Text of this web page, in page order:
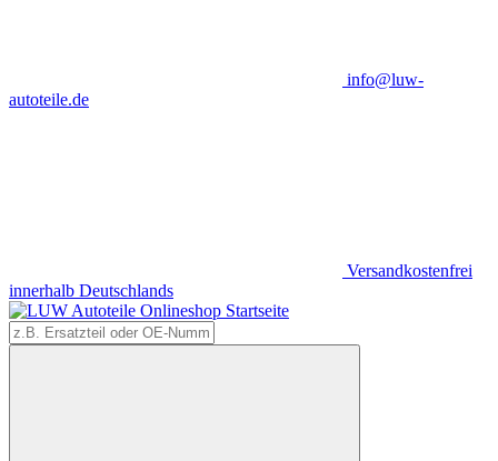
info@luw-
autoteile.de
Versandkostenfrei
innerhalb Deutschlands